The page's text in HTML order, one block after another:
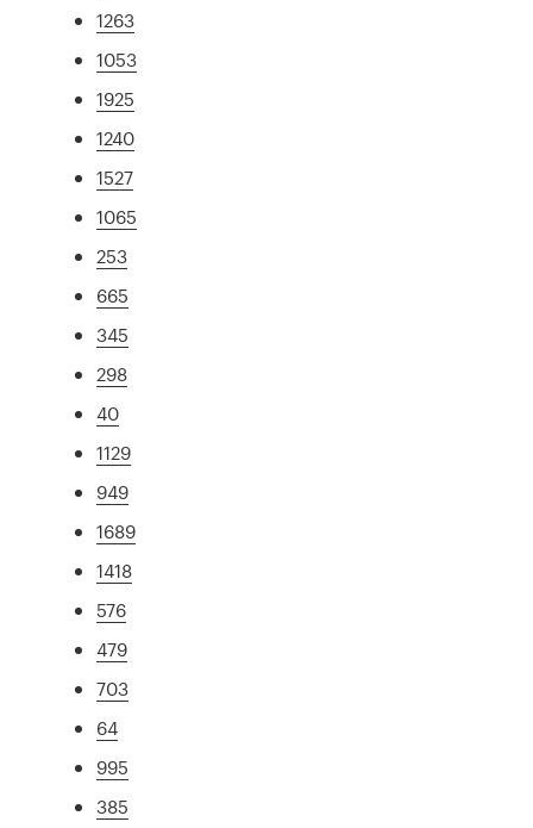
1263
1053
1925
1240
1527
1065
253
665
345
298
40
1129
949
1689
1418
576
479
703
64
995
385